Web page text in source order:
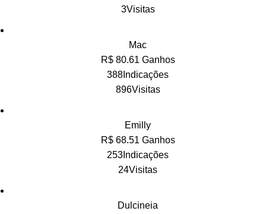
3Visitas
Mac
R$ 80.61 Ganhos
388Indicações
896Visitas
Emilly
R$ 68.51 Ganhos
253Indicações
24Visitas
Dulcineia